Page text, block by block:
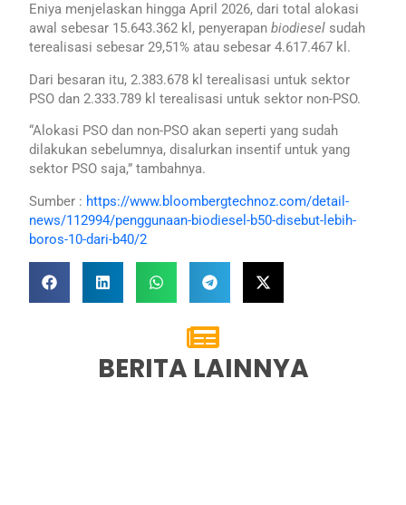
Eniya menjelaskan hingga April 2026, dari total alokasi
awal sebesar 15.643.362 kl, penyerapanbiodiesel sudah
terealisasi sebesar 29,51% atau sebesar 4.617.467 kl.
Dari besaran itu, 2.383.678 kl terealisasi untuk sektor
PSO dan 2.333.789 kl terealisasi untuk sektor non-PSO.
“Alokasi PSO dan non-PSO akan seperti yang sudah
dilakukan sebelumnya, disalurkan insentif untuk yang
sektor PSO saja,” tambahnya.
Sumber : https://www.bloombergtechnoz.com/detail-
news/112994/penggunaan-biodiesel-b50-disebut-lebih-
boros-10-dari-b40/2
BERITA LAINNYA